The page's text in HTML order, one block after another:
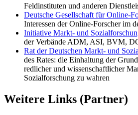
Feldinstituten und anderen
Deutsche Gesellschaft für Online-
Interessen der Online-Forscher im
Initiative Markt- und
der Verbände ADM, ASI, BVM,
Rat der Deutschen Markt- und
des Rates: die Einhaltung der
redlicher und wissenschaftlicher
Sozialforschung zu wahren
Weitere Links (Partner)